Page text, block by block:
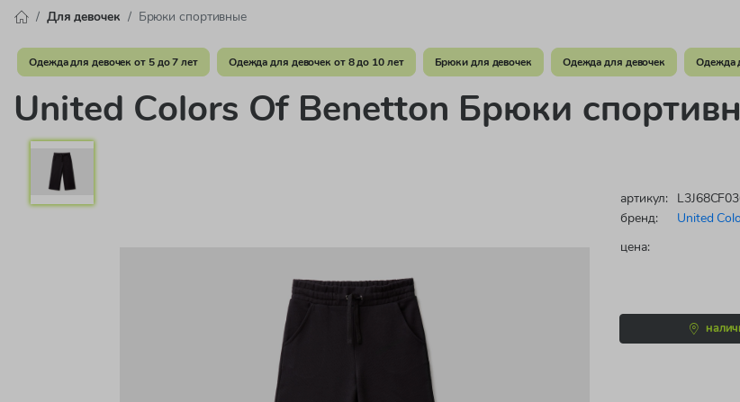
Для девочек Брюки спортивные
Одежда для девочек от 5 до 7 лет Одежда для девочек от 8 до 10 лет Брюки для девочек Одежда для девочек Одежда
United Colors Of Benetton Брюки
артикул:
бренд:
United
цена: